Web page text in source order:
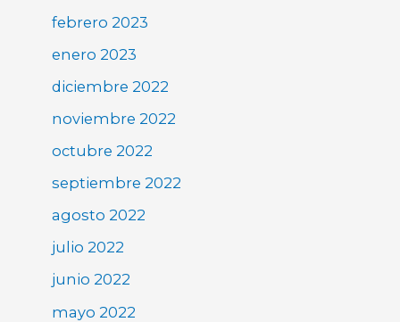
febrero 2023
enero 2023
diciembre 2022
noviembre 2022
octubre 2022
septiembre 2022
agosto 2022
julio 2022
junio 2022
mayo 2022